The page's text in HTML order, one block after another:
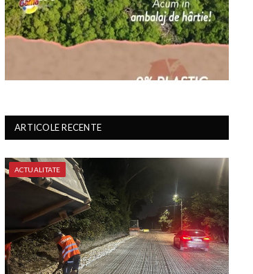
ARTICOLE RECENTE
ACTUALITATE